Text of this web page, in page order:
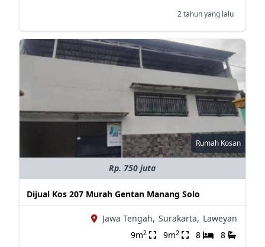
2 tahun yang lalu
Rumah Kosan
Rp. 750 juta
Dijual Kos 207 Murah Gentan Manang Solo
Jawa Tengah, Surakarta, Laweyan
9m2 9m2 8 8